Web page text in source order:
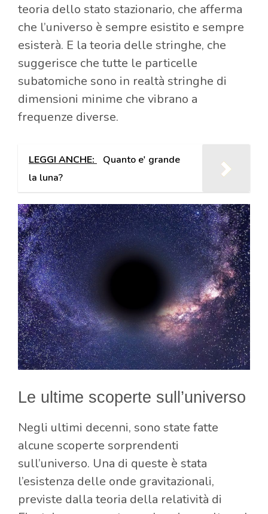
teoria dello stato stazionario, che afferma
che l’universo è sempre esistito e sempre
esisterà. E la teoria delle stringhe, che
suggerisce che tutte le particelle
subatomiche sono in realtà stringhe di
dimensioni minime che vibrano a
frequenze diverse.
LEGGI ANCHE:
Quanto e' grande
la luna?
Le ultime scoperte sull’universo
Negli ultimi decenni, sono state fatte
alcune scoperte sorprendenti
sull’universo. Una di queste è stata
l’esistenza delle onde gravitazionali,
previste dalla teoria della relatività di